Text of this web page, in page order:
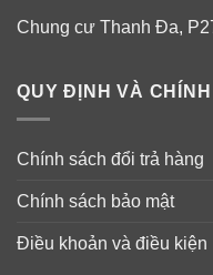
Chung cư Thanh Đa,
QUY ĐỊNH VÀ CHÍNH
Chính sách đổi trả hàng
Chính sách bảo mật
Điều khoản và điều kiện